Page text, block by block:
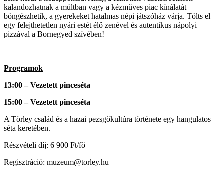
kalandozhatnak a múltban vagy a kézműves piac kínálatát
böngészhetik, a gyerekeket hatalmas népi játszóház várja. Tölts el
egy felejthetetlen nyári estét élő zenével és autentikus nápolyi
pizzával a Bornegyed szívében!
Programok
13:00 – Vezetett pinceséta
15:00 – Vezetett pinceséta
A Törley család és a hazai pezsgőkultúra története egy hangulatos
séta keretében.
Részvételi díj: 6 900 Ft/fő
Regisztráció: muzeum@torley.hu